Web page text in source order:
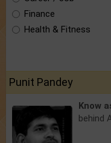
Finance
Health & Fitness
Punit Pandey
Know
behind